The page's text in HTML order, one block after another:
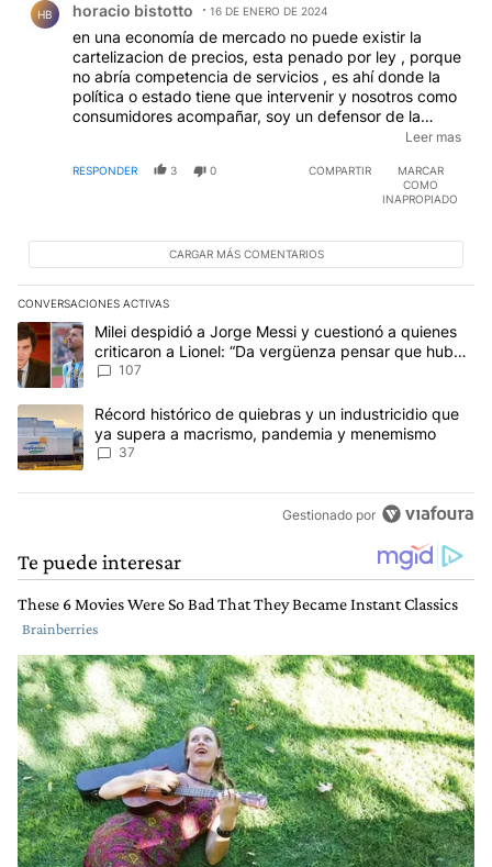
HB horacio bistotto 16 DE ENERO DE 2024
en una economía de mercado no puede existir la
cartelizacion de precios, esta penado por ley , porque
no abría competencia de servicios , es ahí donde la
política o estado tiene que intervenir y nosotros como
consumidores acompañar, soy un defensor de la
economía de merado...donde el demandante tiene
oferente ...".NO COMPRAR LO QUE ESTA CARO " si no
lo hacemos abalamos los precios que quieren
Leer mas
RESPONDER 3 0 COMPARTIR
MARCAR
COMO
INAPROPIADO
CARGAR MÁS COMENTARIOS
CONVERSACIONES ACTIVAS
Este listado muestra los artículos con más comentarios en los
Un artículo de tendencia con el título "Milei despidió a Jorge
Milei despidió a Jorge Messi y cuestionó a quienes
criticaron a Lionel: “Da vergüenza pensar que hubo
anti-Messi”
107
Un artículo de tendencia con el título "Récord histórico de
Récord histórico de quiebras y un industricidio que
ya supera a macrismo, pandemia y menemismo
37
Gestionado por